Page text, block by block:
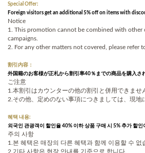
Special Offer:
Foreign visitors get an additional 5% off on items with
Notice
1. This promotion cannot be combined with other
campaigns.
2. For any other matters not covered, please refer
割引内容：
外国籍のお客様が正札から割引率40％までの商品を購入さ
ご注意
1.本割引はカウンターの他の割引と併用できませ
2.その他、定めのない事項につきましては、現地
혜택 내용:
외국인 관광객이 할인율 40% 이하 상품 구매 시 5% 추가 할인
주의 사항
1.본 혜택은 매장의 다른 혜택과 함께 이용할 수 없
2.기타 사항은 현장 안내를 기준으로 합니다.